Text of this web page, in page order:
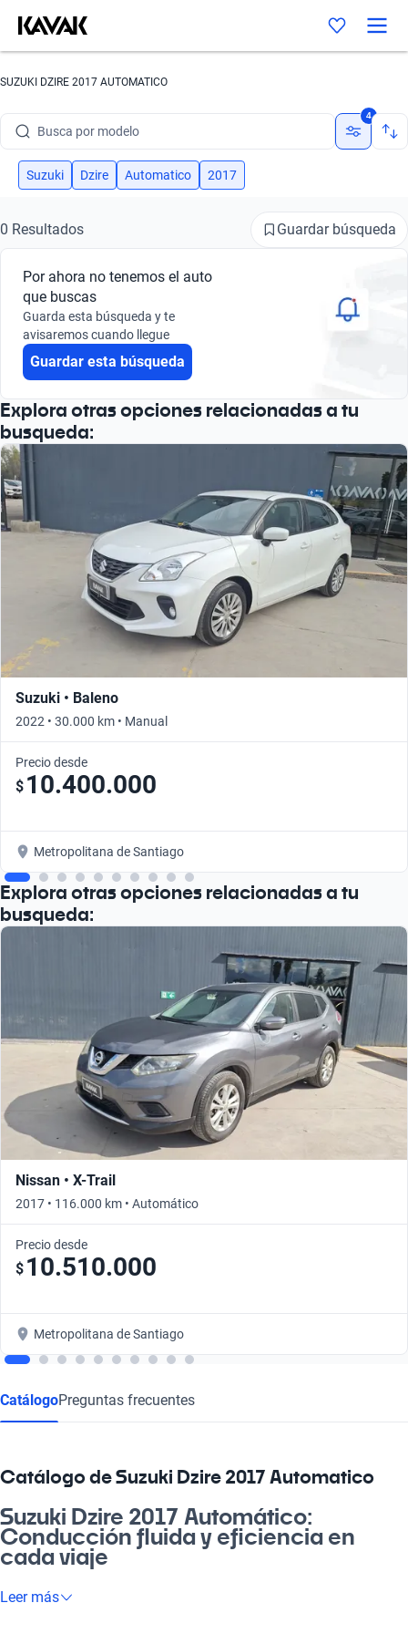
SUZUKI DZIRE 2017 AUTOMATICO
Busca por modelo
Busca por versión
Busca por marca
Busca por modelo
Busca por versión
4
Suzuki Dzire Automatico 2017
0 Resultados Guardar búsqueda
Por ahora no tenemos el auto
que buscas
Guarda esta búsqueda y te
avisaremos cuando llegue
Guardar esta búsqueda
Explora otras opciones relacionadas a tu
busqueda:
Suzuki • Baleno
2022 • 30.000 km • Manual
Precio desde
$ 10.400.000
Metropolitana de Santiago
Explora otras opciones relacionadas a tu
busqueda:
Nissan • X-Trail
2017 • 116.000 km • Automático
Precio desde
$ 10.510.000
Metropolitana de Santiago
CatálogoPreguntas frecuentes
Catálogo de Suzuki Dzire 2017 Automatico
Suzuki Dzire 2017 Automático:
Conducción fluida y eficiencia en
cada viaje
¿Cachai la libertad de manejar un auto que te lleva a donde
Leer más